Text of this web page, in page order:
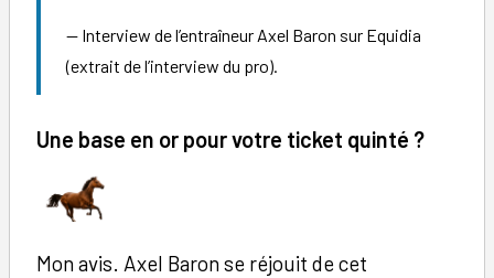
Interview de l’entraîneur Axel Baron sur Equidia
(extrait de l’interview du pro).
Une base en or pour votre ticket quinté ?
Mon avis. Axel Baron se réjouit de cet